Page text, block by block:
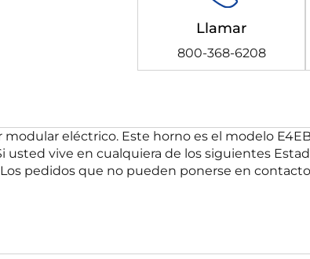
Llamar
800-368-6208
eléctrico. Este horno es el modelo
vive en cualquiera de los siguientes
Los pedidos que no pueden ponerse en